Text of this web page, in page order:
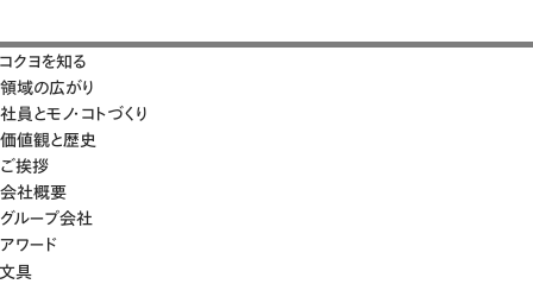
コクヨを知る
領域の広がり
社員とモノ・コトづくり
価値観と歴史
ご挨拶
会社概要
グループ会社
アワード
文具